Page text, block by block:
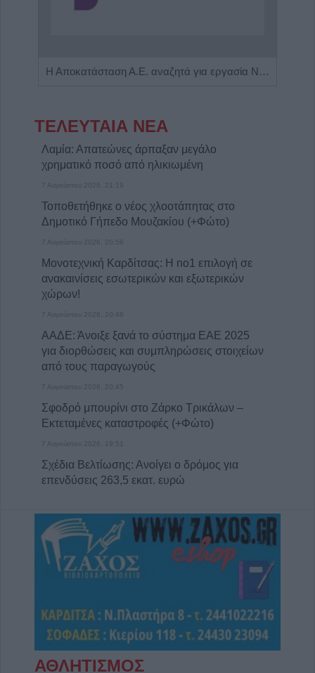
Η Αποκατάσταση Α.Ε. αναζητά για εργασία Νοσηλευτές και Βοηθούς Νοσηλευτές
ΤΕΛΕΥΤΑΙΑ ΝΕΑ
Λαμία: Απατεώνες άρπαξαν μεγάλο
χρηματικό ποσό από ηλικιωμένη
7 Αυγούστου 2026, 21:19
Τοποθετήθηκε ο νέος χλοοτάπητας στο
Δημοτικό Γήπεδο Μουζακίου (+Φώτο)
7 Αυγούστου 2026, 20:56
Μονοτεχνική Καρδίτσας: Η no1 επιλογή σε
ανακαινίσεις εσωτερικών και εξωτερικών
χώρων!
7 Αυγούστου 2026, 20:48
ΑΑΔΕ: Άνοιξε ξανά το σύστημα ΕΑΕ 2025
για διορθώσεις και συμπληρώσεις στοιχείων
από τους παραγωγούς
7 Αυγούστου 2026, 20:45
Σφοδρό μπουρίνι στο Ζάρκο Τρικάλων –
Εκτεταμένες καταστροφές (+Φώτο)
7 Αυγούστου 2026, 19:51
Σχέδια Βελτίωσης: Ανοίγει ο δρόμος για
επενδύσεις 263,5 εκατ. ευρώ
Καταβλήθηκαν 33,58 εκατ. ευρώ σε 67.746
δικαιούχους για την αγορά λιπασμάτων
7 Αυγούστου 2026, 19:35
Η Αγγλική Ποδοσφαιρική Ομοσπονδία
καταργεί τα τσιμεντένια προστατευτικά γύρω
απ’ τον αγωνιστικό χώρο μετά τον θάνατο
Το Σάββατο 8 Αυγούστου η κηδεία της
ΑΘΛΗΤΙΣΜΟΣ